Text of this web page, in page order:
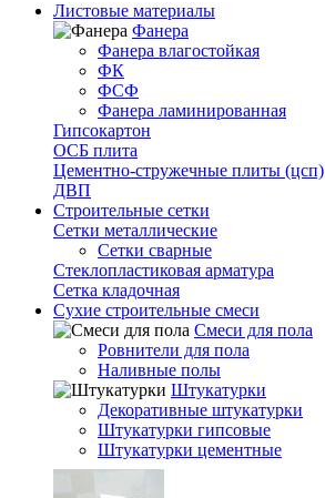
Листовые материалы
Фанера
Фанера влагостойкая
ФК
ФСФ
Фанера ламинированная
Гипсокартон
ОСБ плита
Цементно-стружечные плиты (цсп)
ДВП
Строительные сетки
Сетки металлические
Сетки сварные
Стеклопластиковая арматура
Сетка кладочная
Сухие строительные смеси
Смеси для пола
Ровнители для пола
Наливные полы
Штукатурки
Декоративные штукатурки
Штукатурки гипсовые
Штукатурки цементные